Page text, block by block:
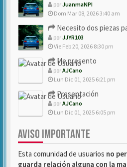
porJuanmaNPI
Dom Mar 08, 2026 3:40 am
Necesito dos piezas
porJJYR103
Vie Feb 20, 2026 8:30 pm
Me presento
porAJCano
Lun Dic 01, 2025 6:21 pm
Presentación
porAJCano
Lun Dic 01, 2025 6:05 pm
AVISO IMPORTANTE
Esta comunidad de usuarios no
guarda relación alguna con la